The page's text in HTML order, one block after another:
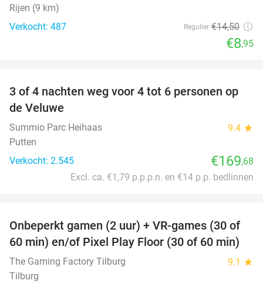
Rijen (9 km)
Verkocht: 487
Regulier €14,50
€8,95
3 of 4 nachten weg voor 4 tot 6 personen op
de Veluwe
Summio Parc Heihaas 9.4 star
Putten
Verkocht: 2.545
€169,68
Excl. ca. €1,79 p.p.p.n. en €14 p.p. bedlinnen
49%
Onbeperkt gamen (2 uur) + VR-games (30 of
60 min) en/of Pixel Play Floor (30 of 60 min)
The Gaming Factory Tilburg 9.1 star
Tilburg